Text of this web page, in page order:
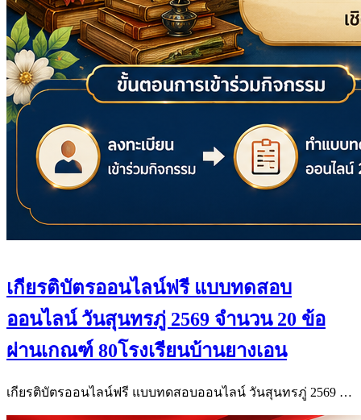
เกียรติบัตรออนไลน์ฟรี แบบทดสอบ
ออนไลน์ วันสุนทรภู่ 2569 จำนวน 20 ข้อ
ผ่านเกณฑ์ 80โรงเรียนบ้านยางเอน
เกียรติบัตรออนไลน์ฟรี แบบทดสอบออนไลน์ วันสุนทรภู่ 2569 …